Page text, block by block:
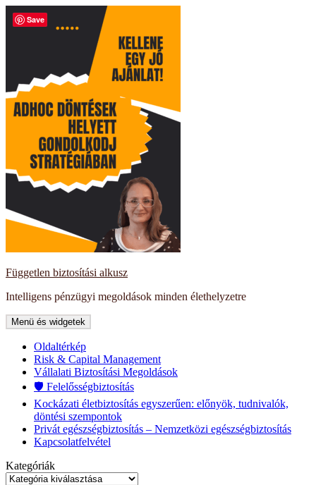
Kilépés
Független biztosítási alkusz
Intelligens pénzügyi megoldások minden élethelyzetre
Menü és widgetek
Oldaltérkép
Risk & Capital Management
Vállalati Biztosítási Megoldások
🛡️ Felelősségbiztosítás
Kockázati életbiztosítás egyszerűen: előnyök, tudnivalók,
döntési szempontok
Privát egészségbiztosítás – Nemzetközi egészségbiztosítás
Kapcsolatfelvétel
Kategóriák
Save